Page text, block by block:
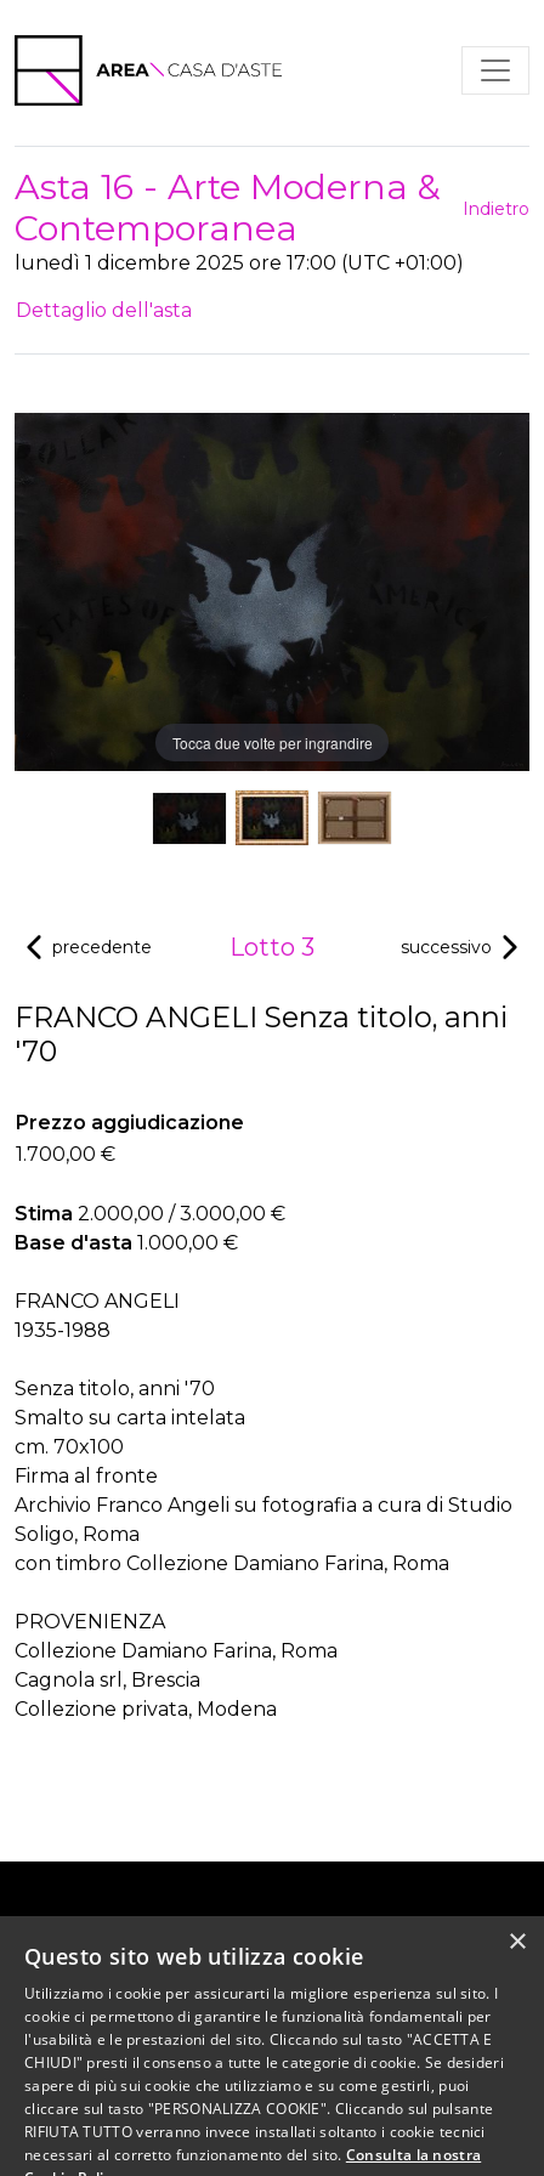
Asta 16 - Arte Moderna &
Contemporanea
Indietro
lunedì 1 dicembre 2025 ore 17:00 (UTC +01:00)
Dettaglio dell'asta
Tocca due volte per ingrandire
precedente Lotto 3 successivo
FRANCO ANGELI Senza titolo, anni
'70
Prezzo aggiudicazione
1.700,00 €
Stima 2.000,00 / 3.000,00 €
Base d'asta 1.000,00 €
FRANCO ANGELI
1935-1988
Senza titolo, anni '70
Smalto su carta intelata
cm. 70x100
Firma al fronte
Archivio Franco Angeli su fotografia a cura di Studio
Soligo, Roma
con timbro Collezione Damiano Farina, Roma
PROVENIENZA
Collezione Damiano Farina, Roma
Cagnola srl, Brescia
Collezione privata, Modena
AREA CASA D’ASTE S.r.l.
Via Novara 37 - 20081 Abbiategrasso (MI) - P.I.
11827900967
Condizioni Generali di Vendita Privacy
×
Questo sito web utilizza cookie
Utilizziamo i cookie per assicurarti la migliore esperienza sul sito. I
cookie ci permettono di garantire le funzionalità fondamentali per
l'usabilità e le prestazioni del sito. Cliccando sul tasto "ACCETTA E
CHIUDI" presti il consenso a tutte le categorie di cookie. Se desideri
sapere di più sui cookie che utilizziamo e su come gestirli, puoi
cliccare sul tasto "PERSONALIZZA COOKIE". Cliccando sul pulsante
RIFIUTA TUTTO verranno invece installati soltanto i cookie tecnici
necessari al corretto funzionamento del sito. Consulta la nostra